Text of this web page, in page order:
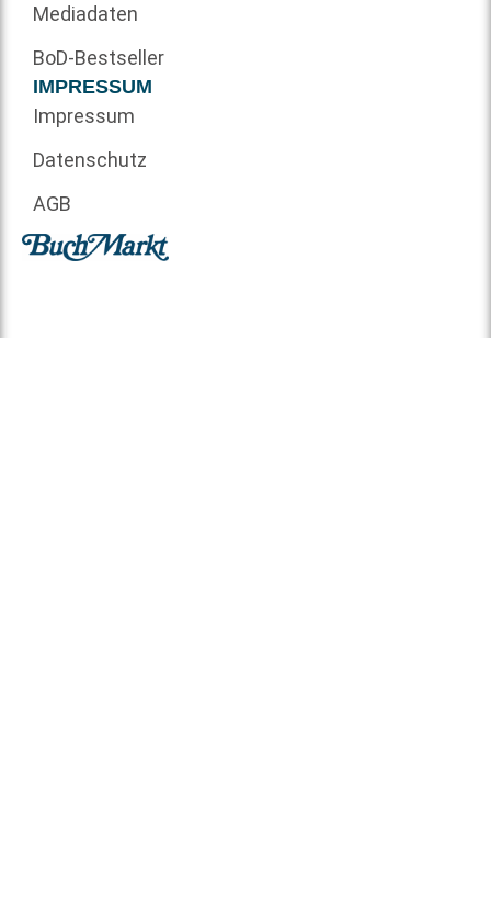
Mediadaten
BoD-Bestseller
IMPRESSUM
Impressum
Datenschutz
AGB